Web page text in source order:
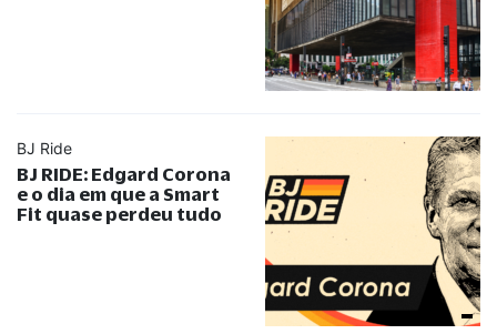
BJ Ride
BJ RIDE: Edgard Corona
e o dia em que a Smart
Fit quase perdeu tudo